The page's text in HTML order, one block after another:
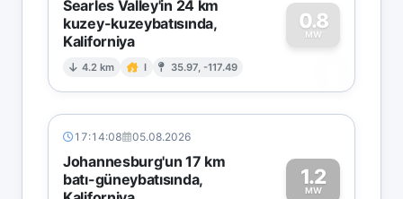
Searles Valley'in 24 km
kuzey-kuzeybatısında,
Kaliforniya
4.2 km I 35.97, -117.49
0.8
MW
0
17:14:08 05.08.2026
Johannesburg'un 17 km
batı-güneybatısında,
1.2
MW